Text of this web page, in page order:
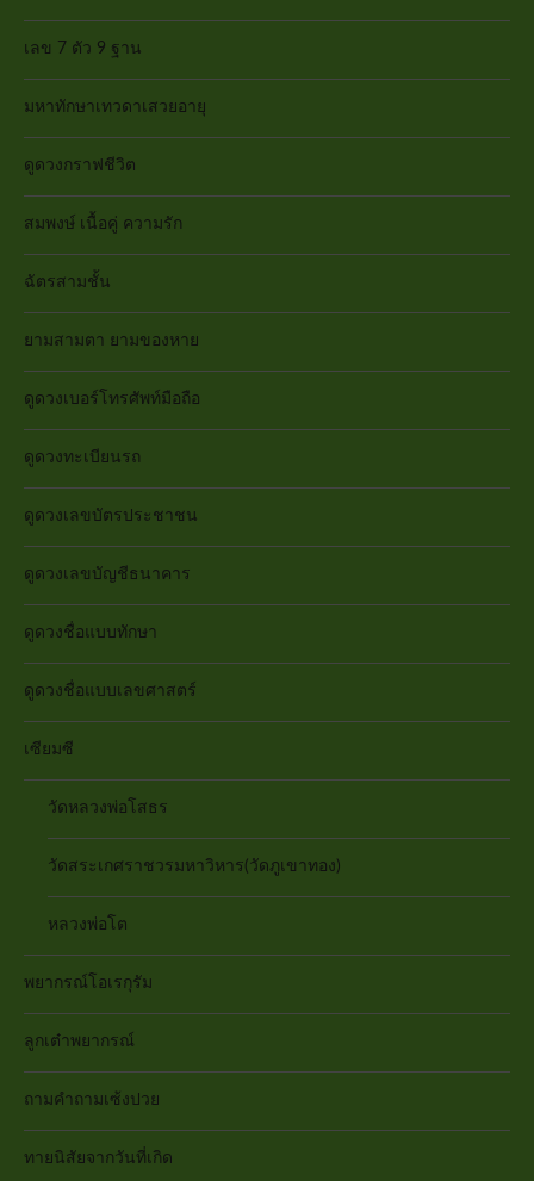
เลข 7 ตัว 9 ฐาน
มหาทักษาเทวดาเสวยอายุ
ดูดวงกราฟชีวิต
สมพงษ์ เนื้อคู่ ความรัก
ฉัตรสามชั้น
ยามสามตา ยามของหาย
ดูดวงเบอร์โทรศัพท์มือถือ
ดูดวงทะเบียนรถ
ดูดวงเลขบัตรประชาชน
ดูดวงเลขบัญชีธนาคาร
ดูดวงชื่อแบบทักษา
ดูดวงชื่อแบบเลขศาสตร์
เซียมซี
วัดหลวงพ่อโสธร
วัดสระเกศราชวรมหาวิหาร(วัดภูเขาทอง)
หลวงพ่อโต
พยากรณ์โอเรกุรัม
ลูกเต๋าพยากรณ์
ถามคำถามเซ้งปวย
ทายนิสัยจากวันที่เกิด